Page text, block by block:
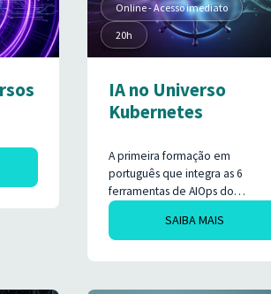
Online - Acesso imediato
20h
IA no Universo
Kubernetes
A primeira formação em
português que integra as 6
ferramentas de AIOps do
ecossistema CNCF. Domine as
principais ferramentas de IA
aplicadas ao ecossistema
Kubernetes e descubra como
SAIBA MAIS